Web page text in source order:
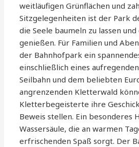
weitläufigen Grünflächen und
Sitzgelegenheiten ist der Park
die Seele baumeln zu lassen
genießen. Für Familien und
der Bahnhofpark ein
einschließlich eines
Seilbahn und dem beliebten
angrenzenden Kletterwald
Kletterbegeisterte ihre
Beweis stellen. Ein besonderes
Wassersäule, die an warmen
erfrischenden Spaß sorgt. Der